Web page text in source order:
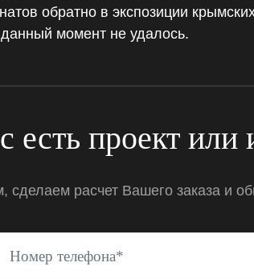
обратно в экспозиции
момент не удалось.
есть проект или
расчет Вашего заказа и